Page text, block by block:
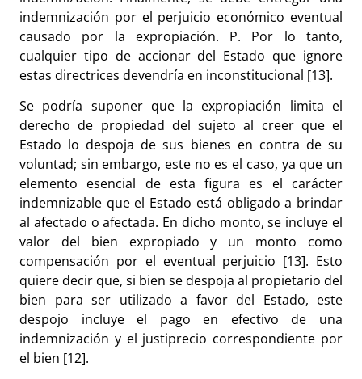
indemnización por el perjuicio económico eventual
causado por la expropiación. P. Por lo tanto,
cualquier tipo de accionar del Estado que ignore
estas directrices devendría en inconstitucional [13].
Se podría suponer que la expropiación limita el
derecho de propiedad del sujeto al creer que el
Estado lo despoja de sus bienes en contra de su
voluntad; sin embargo, este no es el caso, ya que un
elemento esencial de esta figura es el carácter
indemnizable que el Estado está obligado a brindar
al afectado o afectada. En dicho monto, se incluye el
valor del bien expropiado y un monto como
compensación por el eventual perjuicio [13]. Esto
quiere decir que, si bien se despoja al propietario del
bien para ser utilizado a favor del Estado, este
despojo incluye el pago en efectivo de una
indemnización y el justiprecio correspondiente por
el bien [12].